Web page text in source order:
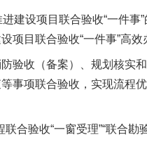
设项目联合验收“一件事
目联合验收“一件事”高效
收（备案）、规划核实
事项联合验收，实现流程
验收“一窗受理”“联合勘